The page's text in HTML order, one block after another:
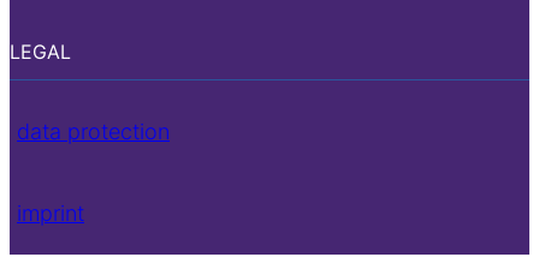
LEGAL
data protection
imprint